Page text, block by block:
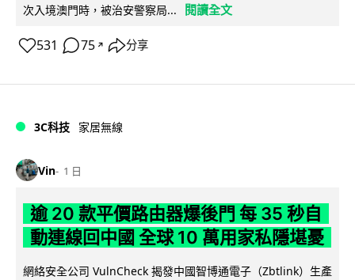
次入境澳門時，被治安警察局...
閱讀全文
531 75 ↗ 分享
3C科技 家居無線
Vin 1 日
逾 20 款平價路由器爆後門 每 35 秒自
動連線回中國 全球 10 萬用家私隱堪憂
網絡安全公司 VulnCheck 揭發中國智博通電子（Zbtlink）生產